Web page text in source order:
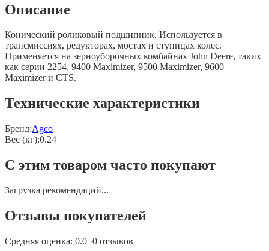
Описание
Конический роликовый подшипник. Используется в
трансмиссиях, редукторах, мостах и ступицах колес.
Применяется на зерноуборочных комбайнах John Deere, таких
как серии 2254, 9400 Maximizer, 9500 Maximizer, 9600
Maximizer и CTS.
Технические характеристики
Бренд:Agco
Вес (кг):0.24
С этим товаром часто покупают
Загрузка рекомендаций...
Отзывы покупателей
Средняя оценка: 0.0 ·0 отзывов